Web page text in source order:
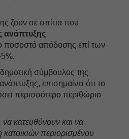
ζουν σε σπίτια που
ανάπτυξης
ποσοστό απόδοσης επί των
σύμβουλος της
επισημαίνει ότι το
περισσότερο περιθώριο
κατευθύνουν και να
κατοικιών περιορισμένου